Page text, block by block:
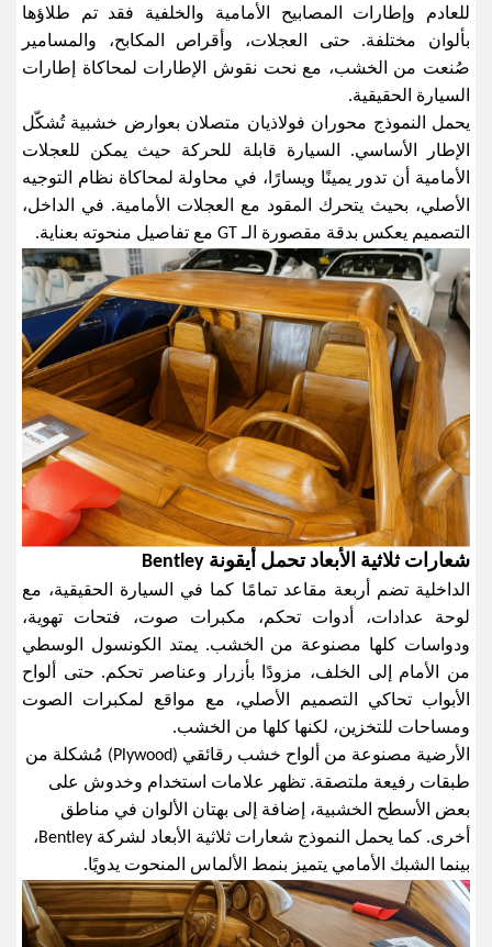
للعادم وإطارات المصابيح الأمامية والخلفية فقد تم طلاؤها
بألوان مختلفة. حتى العجلات، وأقراص المكابح، والمسامير
صُنعت من الخشب، مع نحت نقوش الإطارات لمحاكاة إطارات
السيارة الحقيقية.
يحمل النموذج محوران فولاذيان متصلان بعوارض خشبية تُشكّل
الإطار الأساسي. السيارة قابلة للحركة حيث يمكن للعجلات
الأمامية أن تدور يمينًا ويسارًا، في محاولة لمحاكاة نظام التوجيه
الأصلي، بحيث يتحرك المقود مع العجلات الأمامية. في الداخل،
التصميم يعكس بدقة مقصورة الـ GT مع تفاصيل منحوته بعناية.
شعارات ثلاثية الأبعاد تحمل أيقونة
الداخلية تضم أربعة مقاعد تمامًا كما في السيارة الحقيقية، مع
لوحة عدادات، أدوات تحكم، مكبرات صوت، فتحات تهوية،
ودواسات كلها مصنوعة من الخشب. يمتد الكونسول الوسطي
من الأمام إلى الخلف، مزودًا بأزرار وعناصر تحكم. حتى ألواح
الأبواب تحاكي التصميم الأصلي، مع مواقع لمكبرات الصوت
ومساحات للتخزين، لكنها كلها من الخشب.
الأرضية مصنوعة من ألواح خشب رقائقي (Plywood)
مُشكلة من
طبقات رفيعة ملتصقة. تظهر علامات استخدام وخدوش على
بعض الأسطح الخشبية، إضافة إلى بهتان الألوان في مناطق
أخرى. كما يحمل النموذج شعارات ثلاثية الأبعاد لشركة Bentley،
بينما الشبك الأمامي يتميز بنمط الألماس المنحوت يدويًا.